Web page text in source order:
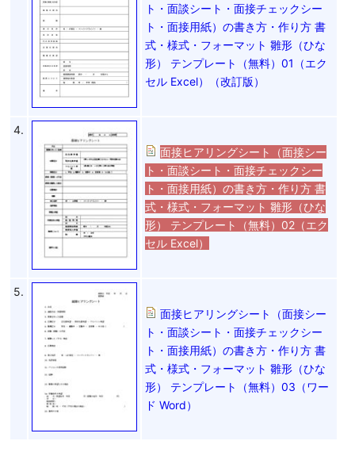
ト・面談シート・面接チェックシー
ト・面接用紙）の書き方・作り方 書
式・様式・フォーマット 雛形（ひな
形） テンプレート（無料）01（エク
セル Excel）（改訂版）
4.
面接ヒアリングシート（面接シー
ト・面談シート・面接チェックシー
ト・面接用紙）の書き方・作り方 書
式・様式・フォーマット 雛形（ひな
形） テンプレート（無料）02（エク
セル Excel）
5.
面接ヒアリングシート（面接シー
ト・面談シート・面接チェックシー
ト・面接用紙）の書き方・作り方 書
式・様式・フォーマット 雛形（ひな
形） テンプレート（無料）03（ワー
ド Word）